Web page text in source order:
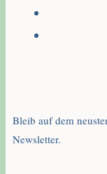
Bleib auf dem
Newsletter.